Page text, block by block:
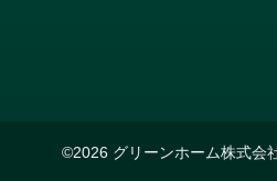
©2026 グリーンホーム株式会